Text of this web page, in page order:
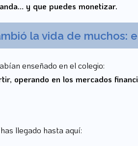
y que puedes monetizar.
la vida de muchos:
enseñado en el colegio:
operando en los mercados
llegado hasta aquí: